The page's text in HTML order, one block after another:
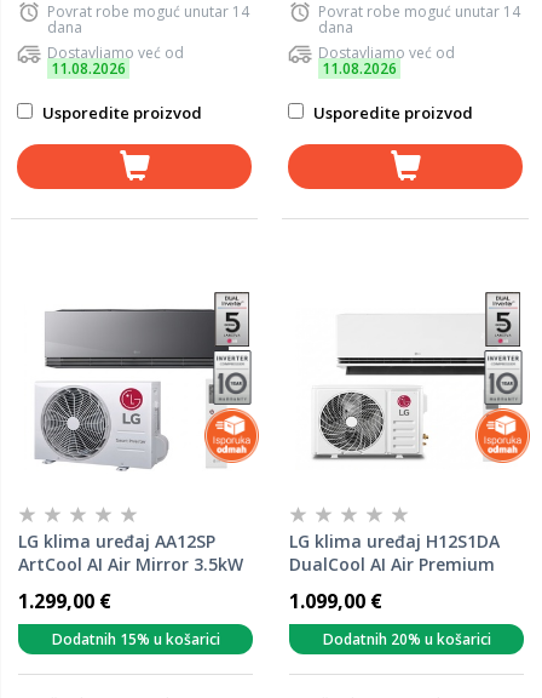
Povrat robe moguć unutar 14
dana
Dostavljamo već od
11.08.2026
Usporedite proizvod
Povrat robe moguć unutar 14
dana
Dostavljamo već od
11.08.2026
Usporedite proizvod
LG klima uređaj AA12SP
ArtCool AI Air Mirror 3.5kW
1.299,00 €
Dodatnih 15% u košarici
LG klima uređaj H12S1DA
DualCool AI Air Premium
1.099,00 €
Dodatnih 20% u košarici